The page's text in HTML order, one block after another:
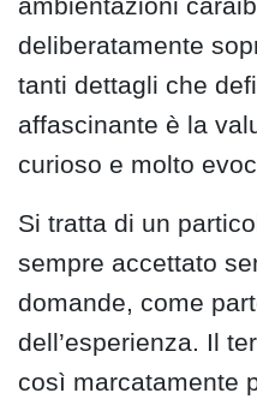
deliberatamente
tanti dettagli che
affascinante è la
curioso e molto
Si tratta di un
sempre accettato
domande, come
dell’esperienza. Il
così marcatamente